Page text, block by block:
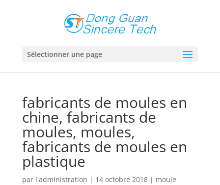
Sélectionner une page
fabricants de moules en
chine, fabricants de
moules, moules,
fabricants de moules en
plastique
par l'administration | 14 octobre 2018| moule